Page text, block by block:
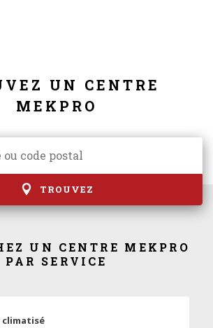
UN CENTRE
MEKPRO
TROUVEZ
UN CENTRE MEKPRO
PAR SERVICE
climatisé